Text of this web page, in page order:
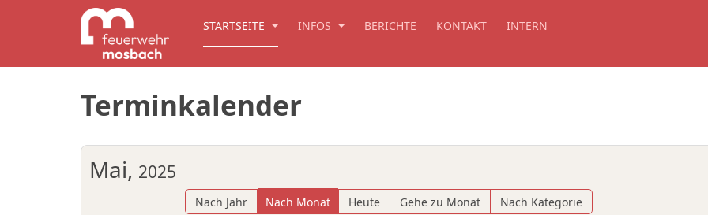
STARTSEITE INFOS BERICHTE KONTAKT INTERN
Terminkalender
Mai, 2025
Nach Jahr Nach Monat Heute Gehe zu Monat Nach Kategorie